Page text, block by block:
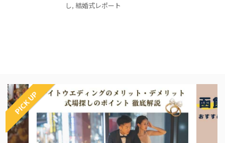
し, 結婚式レポート
PICK UP